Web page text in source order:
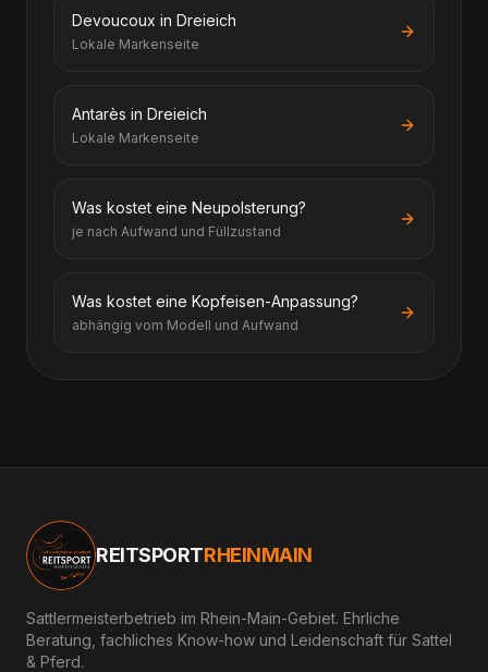
Devoucoux in Dreieich
Lokale Markenseite
Antarès in Dreieich
Lokale Markenseite
Was kostet eine Neupolsterung?
je nach Aufwand und Füllzustand
Was kostet eine Kopfeisen-Anpassung?
abhängig vom Modell und Aufwand
REITSPORTRHEINMAIN
Sattlermeisterbetrieb im Rhein-Main-Gebiet. Ehrliche
Beratung, fachliches Know-how und Leidenschaft für Sattel
& Pferd.